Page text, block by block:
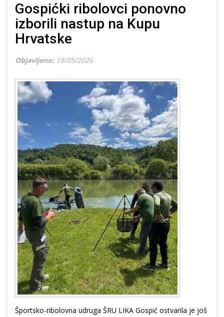
Gospićki ribolovci ponovno
izborili nastup na Kupu
Hrvatske
Objavljeno: 18/05/2026
Športsko-ribolovna udruga ŠRU LIKA Gospić ostvarila je još